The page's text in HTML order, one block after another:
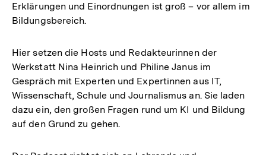
Erklärungen und Einordnungen ist groß – vor allem im
Bildungsbereich.
Hier setzen die Hosts und Redakteurinnen der
Werkstatt Nina Heinrich und Philine Janus im
Gespräch mit Experten und Expertinnen aus IT,
Wissenschaft, Schule und Journalismus an. Sie laden
dazu ein, den großen Fragen rund um KI und Bildung
auf den Grund zu gehen.